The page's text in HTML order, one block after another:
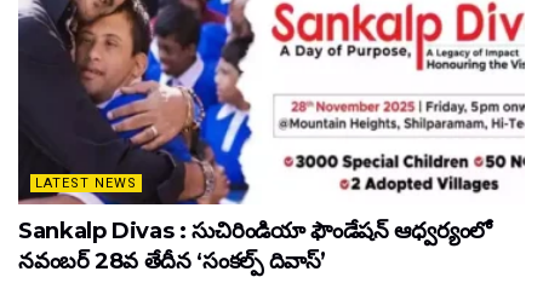
LATEST NEWS
Sankalp Divas : సుచిరిండియా ఫౌండేషన్ ఆధ్వర్యంలో
నవంబర్ 28వ తేదీన ‘సంకల్ప్ దివాస్’